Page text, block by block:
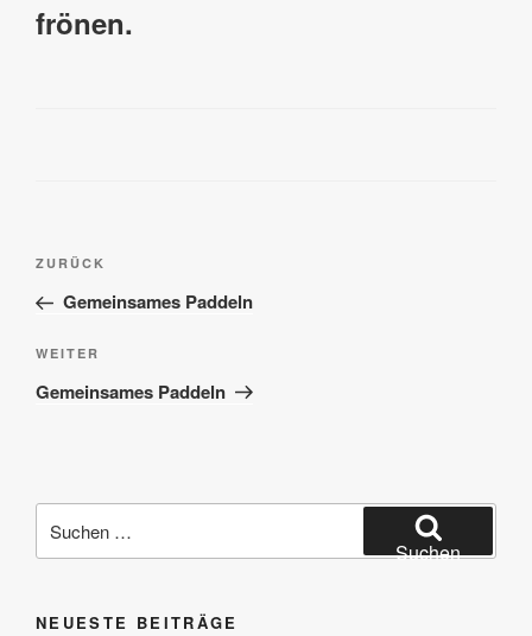
frönen.
Beitragsnavigation
Vorheriger
Beitrag
ZURÜCK
Gemeinsames Paddeln
Nächster
Beitrag
WEITER
Gemeinsames Paddeln
nach:
Suchen
NEUESTE BEITRÄGE